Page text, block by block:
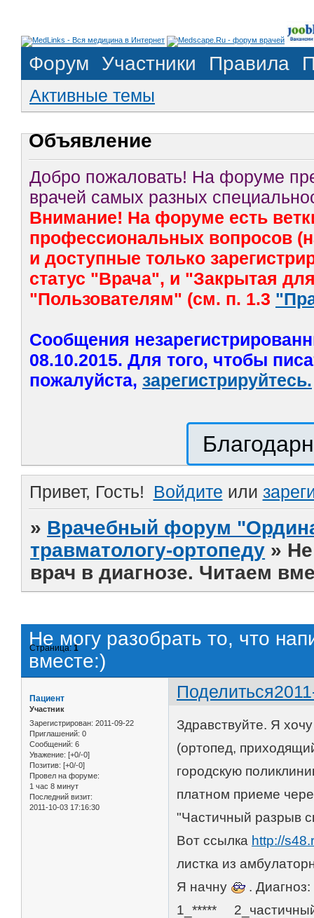
Форум Участники Правила
Активные темы
Объявление
Добро пожаловать! На форуме
врачей самых разных
Внимание! На форуме есть
профессиональных вопросов
и доступные только
статус "Врача", и "Закрытая
"Пользователям" (см. п. 1.3
Сообщения
08.10.2015. Для того, чтобы
пожалуйста, зарегистрируйтесь.
Привет, Гость! Войдите или
» Врачебный форум
травматологу-ортопеду »
врач в диагнозе. Читаем
Не могу разобрать то, что
вместе:)
Страница:1
Поделиться
Пациент
Участник
Зарегистрирован: 2011-09-22
Приглашений: 0
Сообщений: 6
Уважение: [+0/-0]
Позитив: [+0/-0]
Провел на форуме:
1 час 8 минут
Последний визит:
2011-10-03 17:16:30
Здравствуйте. Я
(ортопед,
городскую
платном приеме
"Частичный разрыв
Вот ссылка http://
листка из
Я начну
. Диагноз:
1_*****